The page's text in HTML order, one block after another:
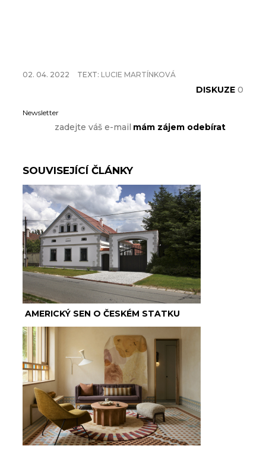
02. 04. 2022 TEXT: LUCIE MARTÍNKOVÁ
DISKUZE 0
Newsletter
SOUVISEJÍCÍ ČLÁNKY
AMERICKÝ SEN O ČESKÉM STATKU